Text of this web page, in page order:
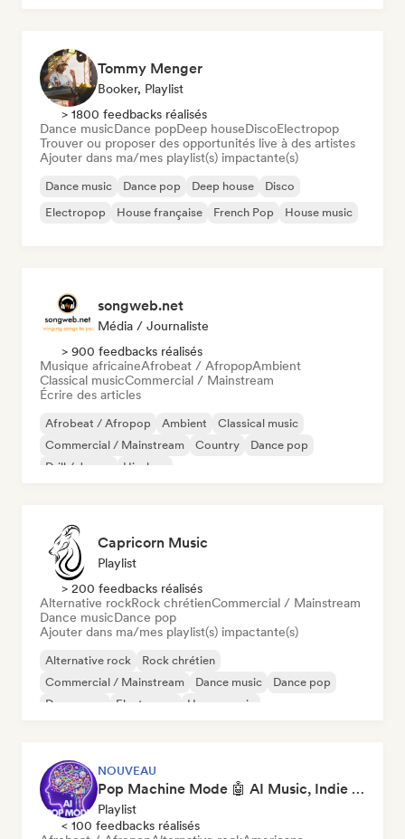
Tommy Menger
Booker, Playlist
> 1800 feedbacks réalisés
Dance musicDance popDeep houseDiscoElectropop
Trouver ou proposer des opportunités live à des artistes
Ajouter dans ma/mes playlist(s) impactante(s)
Dance music Dance pop Deep house
Disco
Electropop
House française French Pop House music
songweb.net
Média / Journaliste
> 900 feedbacks réalisés
Musique africaineAfrobeat / AfropopAmbient
Classical musicCommercial / Mainstream
Écrire des articles
Afrobeat / Afropop Ambient
Classical music
Commercial / Mainstream
Country
Dance pop
Drill / Jersey
Hip-hop
Capricorn Music
Playlist
> 200 feedbacks réalisés
Alternative rockRock chrétienCommercial / Mainstream
Dance musicDance pop
Ajouter dans ma/mes playlist(s) impactante(s)
Alternative rock
Rock chrétien
Commercial / Mainstream
Dance music
Dance pop
Dream pop
Electropop House music
NOUVEAU
Pop Machine Mode 🤖 AI Music, Indie Pop & Dream Pop
Playlist
< 100 feedbacks réalisés